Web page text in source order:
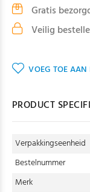
Gratis
Veilig
VOEG TOE AAN
PRODUCT
Verpakkingseenheid
Bestelnummer
Merk